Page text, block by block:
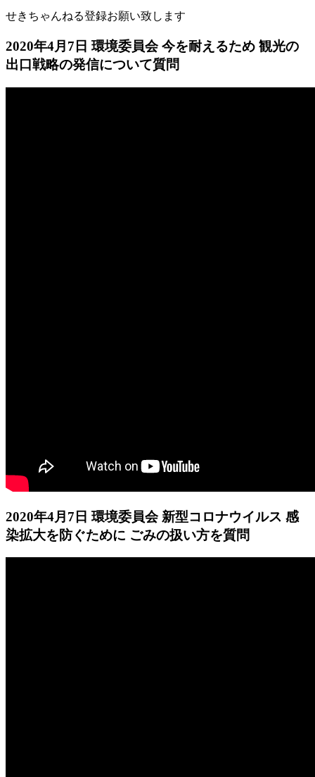
せきちゃんねる登録お願い致します
2020年4月7日 環境委員会 今を耐えるため 観光の
出口戦略の発信について質問
2020年4月7日 環境委員会 新型コロナウイルス 感
染拡大を防ぐために ごみの扱い方を質問